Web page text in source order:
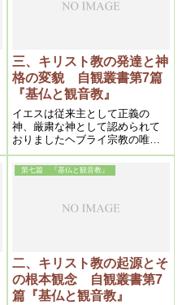
な意味をもつ。故に、中島氏の
な見方をしないと結論は出な
い。
三、キリスト教の発達と神
格の変貌 自観叢書第7篇
『基仏と観音教』
イエスは従来主として正義の
神、厳粛な神として認められて
おりましたヘブライ宗教の唯一
神を「恩愛」の神であると教え
るようになりました
第七篇 『基仏と観音教』
二、キリスト教の起源とそ
の根本観念 自観叢書第7
篇『基仏と観音教』